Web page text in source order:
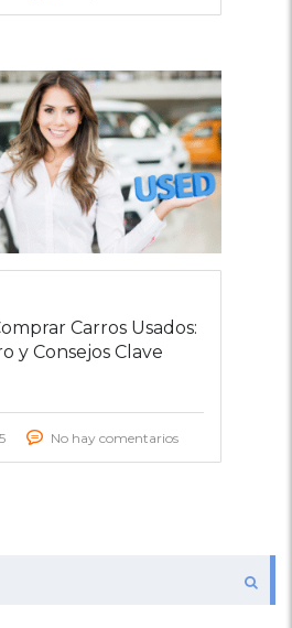
Carros Usados:
y Consejos Clave
No hay comentarios